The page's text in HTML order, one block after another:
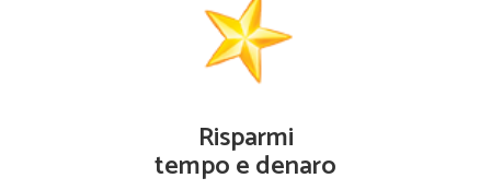
Risparmi
tempo e denaro